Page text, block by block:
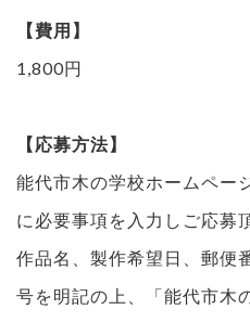
【費用】
1,800円
【応募方法】
能代市木の学校ホームペー
に必要事項を入力しご応募
作品名、製作希望日、郵便
号を明記の上、「能代市木